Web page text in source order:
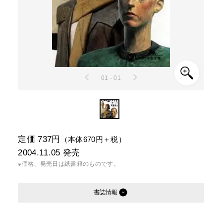
01 - 01
定価 737円 （本体670円＋税）
2004.11.05 発売
※価格、発売日は紙書籍のものです。
書誌情報